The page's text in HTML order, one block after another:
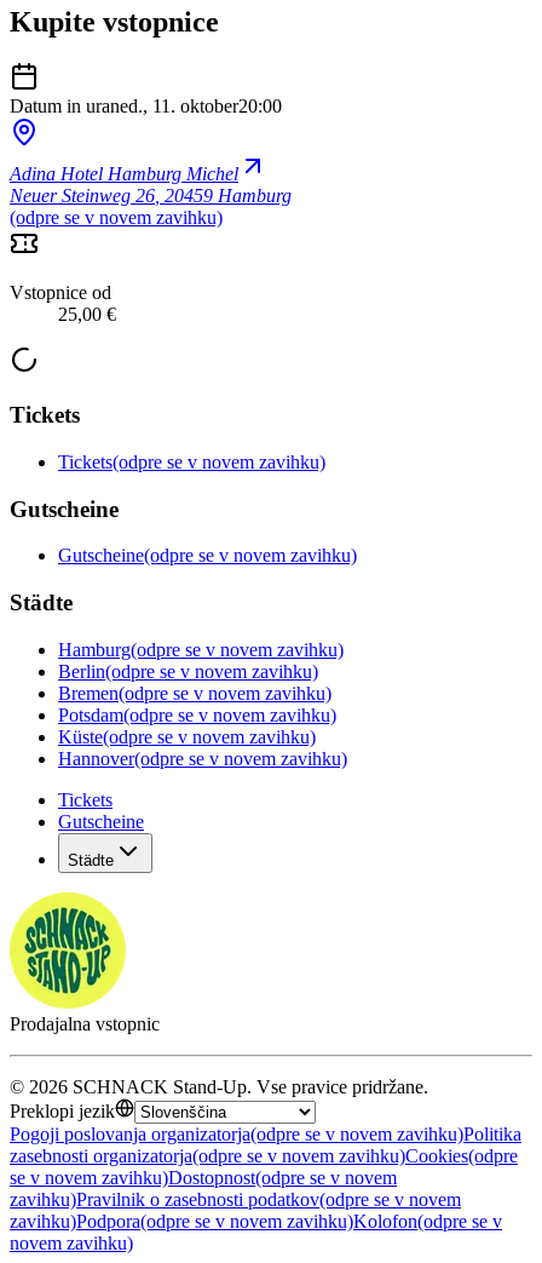
Kupite vstopnice
Datum in uraned., 11. oktober20:00
Adina Hotel Hamburg Michel
Neuer Steinweg 26, 20459 Hamburg
(odpre se v novem zavihku)
Vstopnice od
25,00 €
Tickets
Tickets(odpre se v novem zavihku)
Gutscheine
Gutscheine(odpre se v novem zavihku)
Städte
Hamburg(odpre se v novem zavihku)
Berlin(odpre se v novem zavihku)
Bremen(odpre se v novem zavihku)
Potsdam(odpre se v novem zavihku)
Küste(odpre se v novem zavihku)
Hannover(odpre se v novem zavihku)
Tickets
Gutscheine
Städte
Prodajalna vstopnic
© 2026 SCHNACK Stand-Up. Vse pravice pridržane.
Preklopi jezik
Pogoji poslovanja organizatorja(odpre se v novem zavihku)Politika
zasebnosti organizatorja(odpre se v novem zavihku)Cookies(odpre
se v novem zavihku)Dostopnost(odpre se v novem
zavihku)Pravilnik o zasebnosti podatkov(odpre se v novem
zavihku)Podpora(odpre se v novem zavihku)Kolofon(odpre se v
novem zavihku)